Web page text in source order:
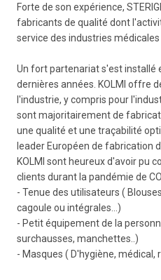
Forte de son expérience,
fabricants de qualité dont
service des industries
Un fort partenariat s'est installé
dernières années. KOLMI offre
l'industrie, y compris pour
sont majoritairement de
une qualité et une traçabilité
leader Européen de fabrication
KOLMI sont heureux d'avoir pu
clients durant la pandémie de
- Tenue des utilisateurs (
cagoule ou intégrales...)
- Petit équipement de la
surchausses, manchettes..)
- Masques ( D'hygiène, médical,